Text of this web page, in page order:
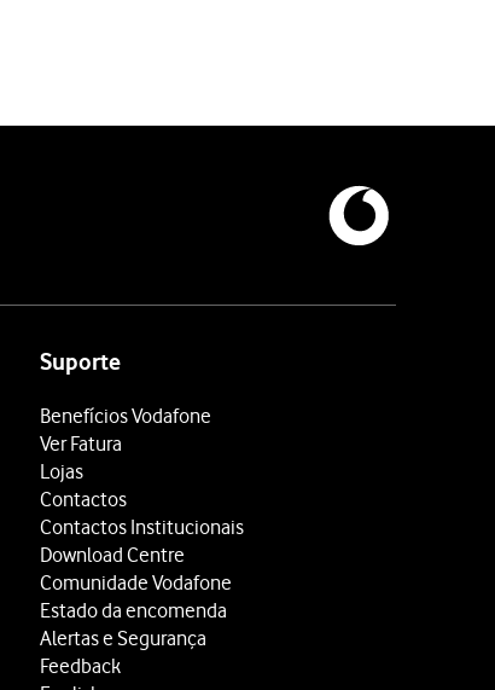
Suporte
Benefícios Vodafone
Ver Fatura
Lojas
Contactos
Contactos Institucionais
Download Centre
Comunidade Vodafone
Estado da encomenda
Alertas e Segurança
Feedback